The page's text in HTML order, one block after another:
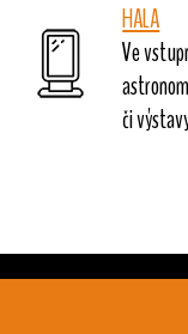
HALA
Ve
či